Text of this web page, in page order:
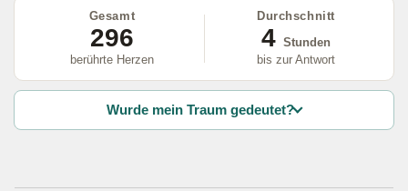
Gesamt
296
berührte Herzen
Durchschnitt
4 Stunden
bis zur Antwort
Wurde mein Traum gedeutet?